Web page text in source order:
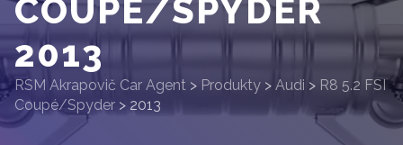
COUPÉ/SPYDER
2013
RSM Akrapovič Car Agent > Produkty > Audi > R8 5.2 FSI
Coupé/Spyder > 2013